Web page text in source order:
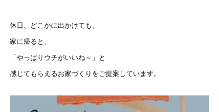
休日、どこかに出かけても、
家に帰ると、
「やっぱりウチがいいね～」と
感じてもらえるお家づくりをご提案しています。